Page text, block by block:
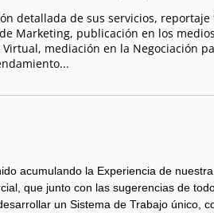
detallada de sus servicios,
Marketing, publicación en los
mediación en la Negociación
acumulando la Experiencia de nuestra
que junto con las sugerencias de
un Sistema de Trabajo único,